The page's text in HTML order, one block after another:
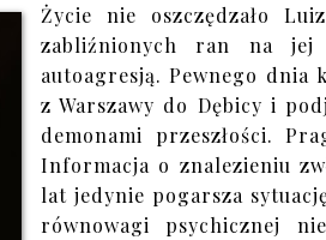
Życie nie oszczędzało
zabliźnionych ran na jej
autoagresją. Pewnego dnia
z Warszawy do Dębicy i
demonami przeszłości.
Informacja o znalezieniu
lat jedynie pogarsza
równowagi psychicznej